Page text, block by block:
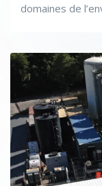
domaines de